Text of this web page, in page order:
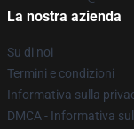
La nostra azienda
Su di noi
Termini e condizioni
Informativa sulla
DMCA - Informativa